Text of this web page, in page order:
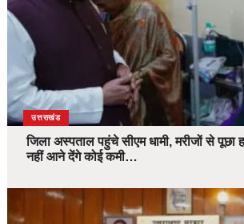
उत्तराखंड
जिला अस्पताल पहुंचे सीएम धामी, मरीजों से पूछा
नहीं आने देंगे कोई कमी…